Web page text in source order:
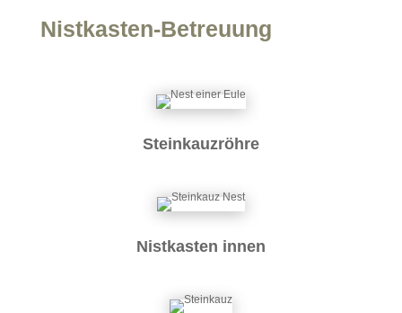
Nistkasten-Betreuung
Steinkauzröhre
Nistkasten innen